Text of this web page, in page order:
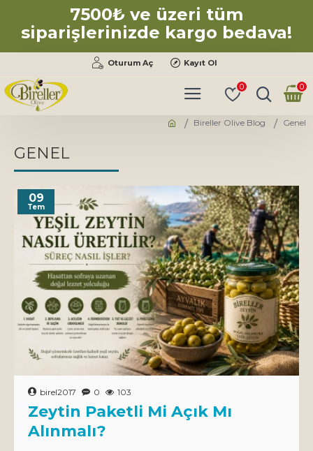
7500₺ ve üzeri tüm
siparişlerinizde kargo bedava!
Oturum Aç Kayıt Ol
0 0
Bireller Olive Blog Genel
GENEL
09
Tem
birel2017 0 103
Zeytin Paketli Mi Açık Mı
Alınmalı?